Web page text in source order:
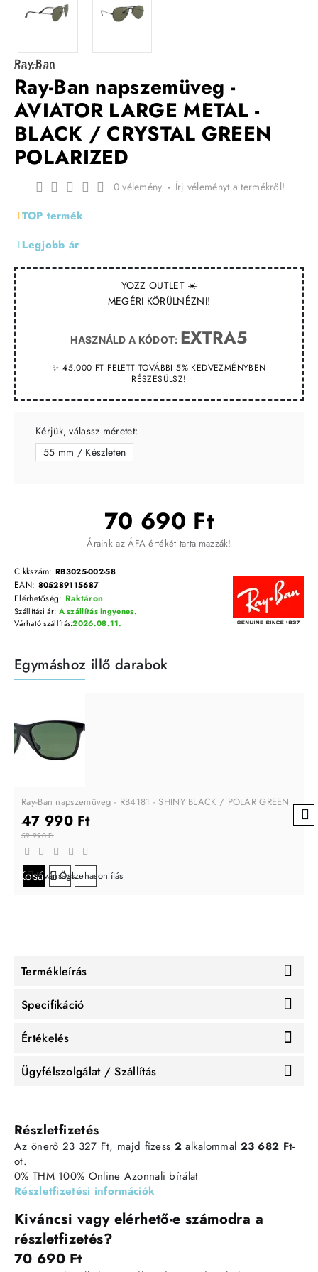
Ray-Ban
Ray-Ban napszemüveg -
AVIATOR LARGE METAL -
BLACK / CRYSTAL GREEN
POLARIZED
YOZZ OUTLET ☀️
MEGÉRI KÖRÜLNÉZNI!
HASZNÁLD A KÓDOT: EXTRA5
✨ 45.000 FT FELETT TOVÁBBI 5% KEDVEZMÉNYBEN
RÉSZESÜLSZ!
TOP termék
Legjobb ár
0 vélemény - Írj véleményt a termékről!
70 690 Ft
Áraink az ÁFA értékét tartalmazzák!
Cikkszám: RB3025-002-58
EAN: 805289115687
Elérhetőség: Raktáron
Várható szállítás:2026.08.11.
Szállítási ár: A szállítás ingyenes.
Kérjük, válassz méretet:
55 mm / Készleten
Egymáshoz illő darabok
Ray-Ban napszemüveg - RB4181 - SHINY BLACK / POLAR GREEN
47 990 Ft
59 990 Ft
Kosárba
Kívánságlistára
Összehasonlítás
Termékleírás
Specifikáció
Értékelés
Ügyfélszolgálat / Szállítás
Részletfizetés
Az önerő 23 327 Ft, majd fizess 2alkalommal 23 682 Ft-
ot.
0% THM 100% Online Azonnali bírálat
Részletfizetési információk
Kiváncsi vagy elérhető-e számodra a
részletfizetés?
70 690 Ft